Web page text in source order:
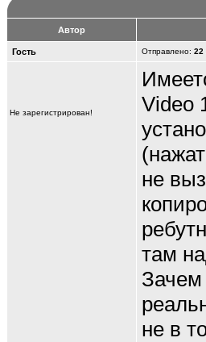
Автор
Гость Отправлено: 22
Не зарегистрирован!
Video
не
там
Зачем
не в